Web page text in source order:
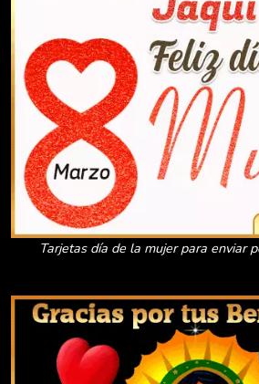
Tarjetas día de la mujer para enviar